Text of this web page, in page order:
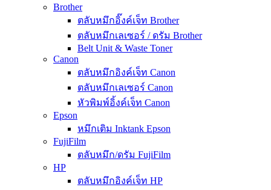
Brother
ตลับหมึกอิ๊งค์เจ็ท Brother
ตลับหมึกเลเซอร์ / ดรัม Brother
Belt Unit & Waste Toner
Canon
ตลับหมึกอิงค์เจ็ท Canon
ตลับหมึกเลเซอร์ Canon
หัวพิมพ์อิ้งค์เจ็ท Canon
Epson
หมึกเติม Inktank Epson
FujiFilm
ตลับหมึก/ดรัม FujiFilm
HP
ตลับหมึกอิงค์เจ็ท HP